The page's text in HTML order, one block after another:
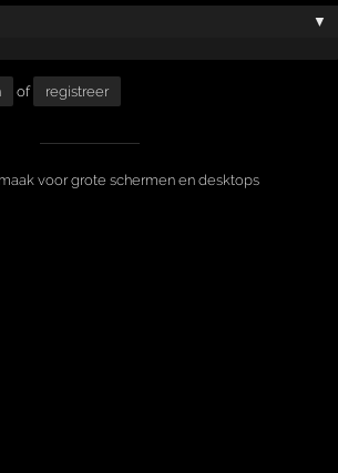
▼
of registreer
voor grote schermen en desktops